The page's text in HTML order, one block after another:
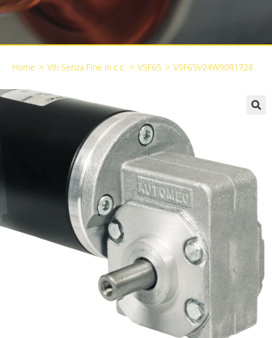
Home > Viti Senza Fine in c.c. > VSF65 > VSF65V24W90R1728